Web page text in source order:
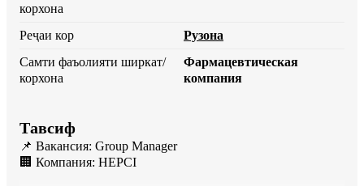
корхона
Реҷаи кор
Рузона
Самти фаъолияти ширкат/
корхона
Фармацевтическая
компания
Тавсиф
📌 Вакансия: Group Manager
🏢 Компания: HEPCI